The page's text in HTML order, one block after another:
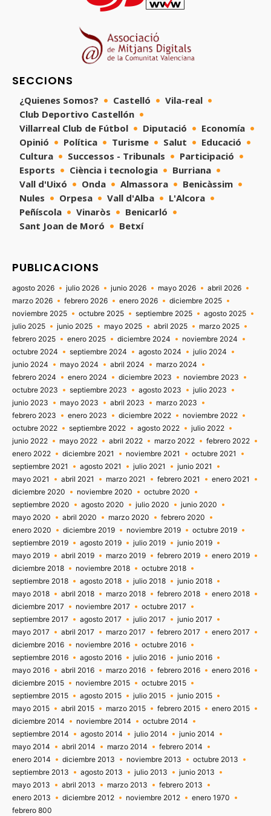
SECCIONS
¿Quienes Somos? Castelló
Vila-real
Club Deportivo Castellón
Villarreal Club de Fútbol
Diputació
Economía
Opinió
Política Turisme Salut
Educació
Cultura
Successos - Tribunals
Participació
Esports
Ciència i tecnologia
Burriana
Vall d'Uixó
Onda Almassora
Benicàssim
Nules
Orpesa Vall d'Alba
L'Alcora
Peñíscola
Vinaròs
Benicarló
Sant Joan de Moró
Betxí
PUBLICACIONS
agosto 2026 julio 2026 junio 2026 mayo 2026
abril 2026
marzo 2026
febrero 2026 enero 2026
diciembre 2025
noviembre 2025
octubre 2025 septiembre 2025
agosto 2025
julio 2025
junio 2025 mayo 2025 abril 2025
marzo 2025
febrero 2025
enero 2025 diciembre 2024
noviembre 2024
octubre 2024
septiembre 2024 agosto 2024
julio 2024
junio 2024
mayo 2024 abril 2024
marzo 2024
febrero 2024
enero 2024 diciembre 2023
noviembre 2023
octubre 2023
septiembre 2023 agosto 2023
julio 2023
junio 2023
mayo 2023 abril 2023
marzo 2023
febrero 2023
enero 2023 diciembre 2022
noviembre 2022
octubre 2022
septiembre 2022 agosto 2022
julio 2022
junio 2022
mayo 2022 abril 2022 marzo 2022
febrero 2022
enero 2022
diciembre 2021 noviembre 2021
octubre 2021
septiembre 2021
agosto 2021 julio 2021
junio 2021
mayo 2021
abril 2021 marzo 2021 febrero 2021
enero 2021
diciembre 2020
noviembre 2020
octubre 2020
septiembre 2020
agosto 2020 julio 2020
junio 2020
mayo 2020
abril 2020 marzo 2020
febrero 2020
enero 2020
diciembre 2019 noviembre 2019
octubre 2019
septiembre 2019
agosto 2019 julio 2019
junio 2019
mayo 2019
abril 2019 marzo 2019 febrero 2019
enero 2019
diciembre 2018
noviembre 2018
octubre 2018
septiembre 2018
agosto 2018 julio 2018
junio 2018
mayo 2018
abril 2018 marzo 2018 febrero 2018
enero 2018
diciembre 2017
noviembre 2017
octubre 2017
septiembre 2017
agosto 2017 julio 2017
junio 2017
mayo 2017
abril 2017 marzo 2017 febrero 2017
enero 2017
diciembre 2016
noviembre 2016
octubre 2016
septiembre 2016
agosto 2016 julio 2016
junio 2016
mayo 2016
abril 2016 marzo 2016 febrero 2016
enero 2016
diciembre 2015
noviembre 2015
octubre 2015
septiembre 2015
agosto 2015 julio 2015
junio 2015
mayo 2015
abril 2015 marzo 2015 febrero 2015
enero 2015
diciembre 2014
noviembre 2014
octubre 2014
septiembre 2014
agosto 2014 julio 2014
junio 2014
mayo 2014
abril 2014 marzo 2014
febrero 2014
enero 2014
diciembre 2013 noviembre 2013
octubre 2013
septiembre 2013
agosto 2013 julio 2013
junio 2013
mayo 2013
abril 2013 marzo 2013
febrero 2013
enero 2013
diciembre 2012 noviembre 2012
enero 1970
febrero 800